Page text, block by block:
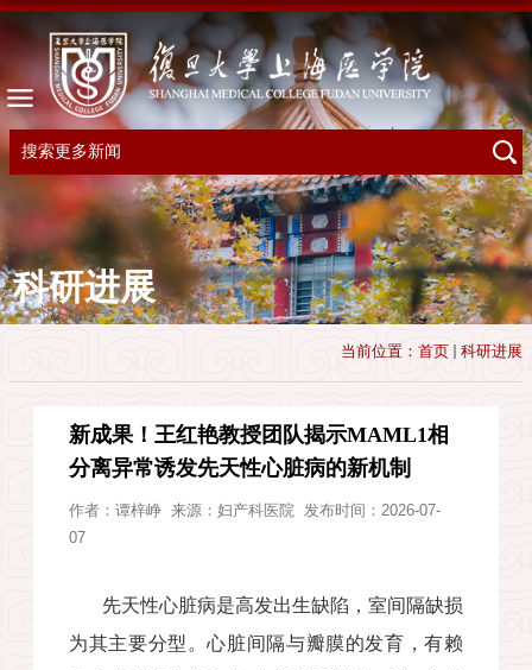
科研进展
当前位置： 首页 科研进展
新成果！王红艳教授团队揭示MAML1相
分离异常诱发先天性心脏病的新机制
作者： 谭梓峥 来源： 妇产科医院 发布时间：2026-07-
07
先天性心脏病是高发出生缺陷，室间隔缺损
为其主要分型。心脏间隔与瓣膜的发育，有赖